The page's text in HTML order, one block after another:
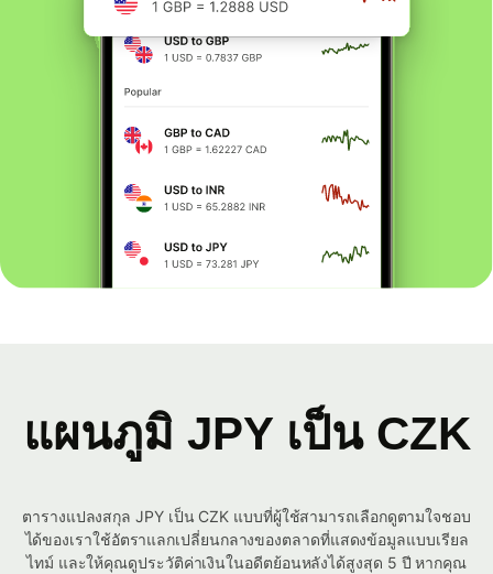
แผนภูมิ JPY เป็น CZK
ตารางแปลงสกุล JPY เป็น CZK แบบที่ผู้ใช้สามารถเลือกดูตามใจชอบ
ได้ของเราใช้อัตราแลกเปลี่ยนกลางของตลาดที่แสดงข้อมูลแบบเรียล
ไทม์ และให้คุณดูประวัติค่าเงินในอดีตย้อนหลังได้สูงสุด 5 ปี หากคุณ